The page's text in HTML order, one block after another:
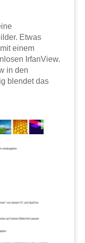
Etwas
einem
IrfanView.
in den
blendet das